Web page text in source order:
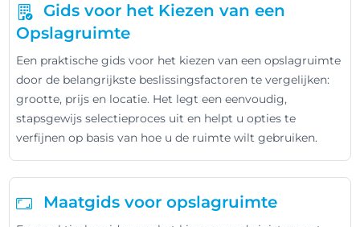
Gids voor het Kiezen van een
Opslagruimte
Een praktische gids voor het kiezen van een opslagruimte
door de belangrijkste beslissingsfactoren te vergelijken:
grootte, prijs en locatie. Het legt een eenvoudig,
stapsgewijs selectieproces uit en helpt u opties te
verfijnen op basis van hoe u de ruimte wilt gebruiken.
Maatgids voor opslagruimte